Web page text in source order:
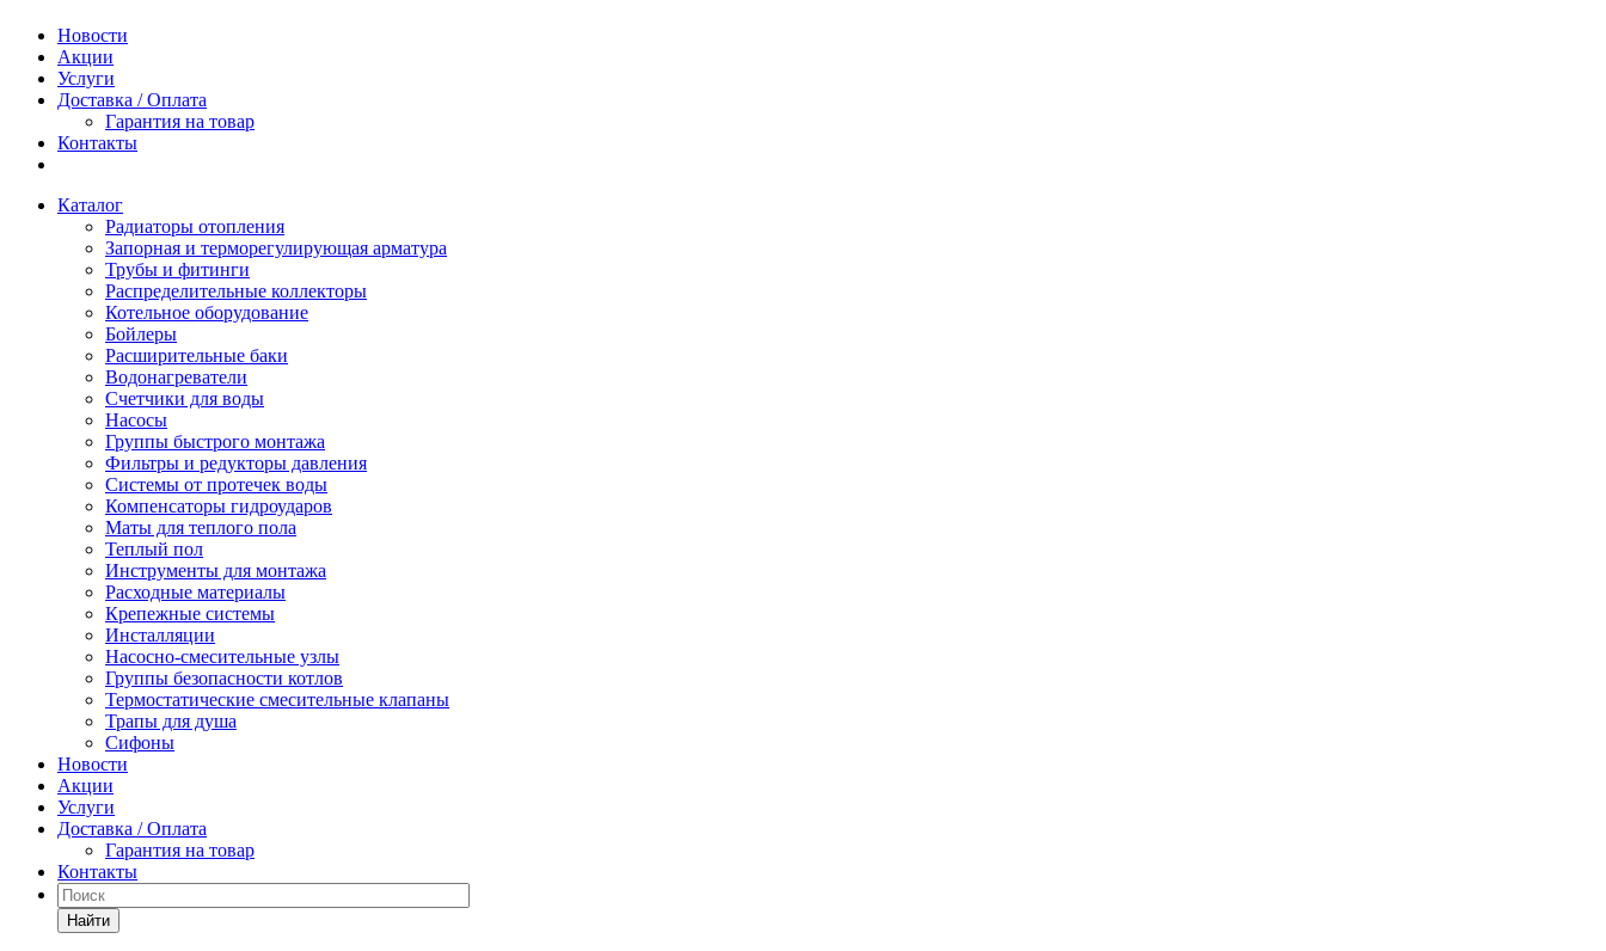
Новости
Акции
Услуги
Доставка / Оплата
Гарантия на товар
Контакты
Каталог
Радиаторы отопления
Запорная и терморегулирующая арматура
Трубы и фитинги
Распределительные коллекторы
Котельное оборудование
Бойлеры
Расширительные баки
Водонагреватели
Счетчики для воды
Насосы
Группы быстрого монтажа
Фильтры и редукторы давления
Системы от протечек воды
Компенсаторы гидроударов
Маты для теплого пола
Теплый пол
Инструменты для монтажа
Расходные материалы
Крепежные системы
Инсталляции
Насосно-смесительные узлы
Группы безопасности котлов
Термостатические смесительные клапаны
Трапы для душа
Сифоны
Новости
Акции
Услуги
Доставка / Оплата
Гарантия на товар
Контакты
Найти